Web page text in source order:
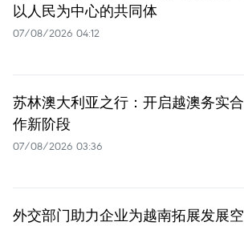
以人民为中心的共同体
07/08/2026 04:12
苏林澳大利亚之行：开启越澳务实合
作新阶段
07/08/2026 03:36
外交部门助力企业为越南拓展发展空